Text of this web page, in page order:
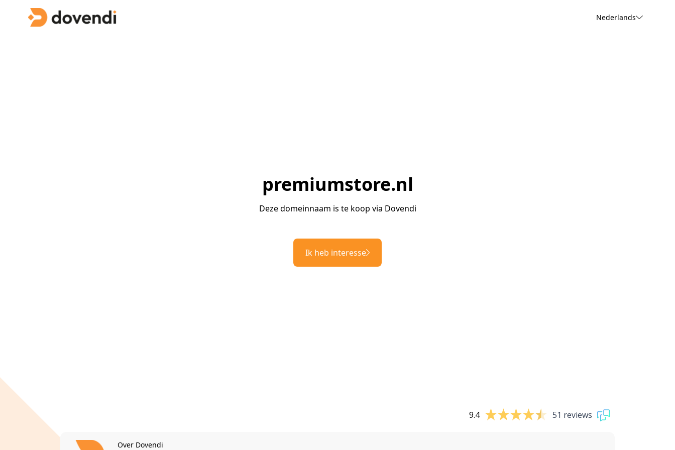
Nederlands
premiumstore.nl
Deze domeinnaam is te koop via Dovendi
Ik heb interesse
9.4 51 reviews
Over Dovendi